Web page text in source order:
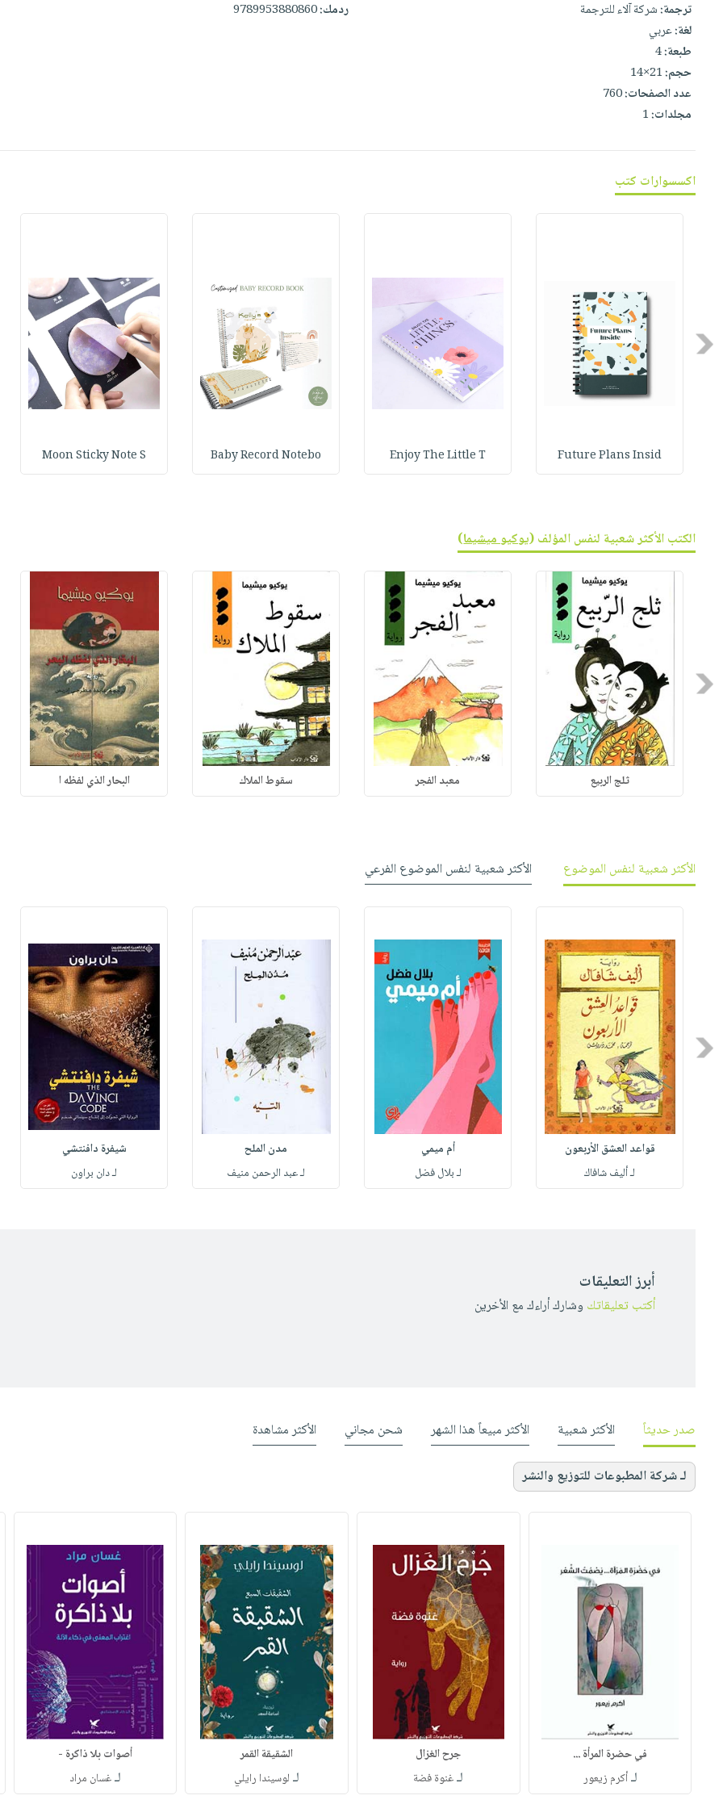
صابون
أطفال
مناسبات
فيديوهات
أسئلة
يتكرر
طرحها
خدمات
وفرات
انشر
كتابك
عربة
التسوق
نشرة
الإصدارات
ترجمة:شركة آلاء للترجمة
لغة:عربي
طبعة:4
حجم:21×14
عدد الصفحات:760
مجلدات:1
ردمك:9789953880860
اكسسوارات كتب
Previous
Future Plans Insid
Enjoy The Little T
Baby Record Notebo
Moon Sticky Note S
الكتب الأكثر شعبية لنفس المؤلف (يوكيو ميشيما)
Previous
ثلج الربيع معبد الفجر سقوط الملاك البحار الذي لفظه ا
الأكثر شعبية لنفس الموضوع الأكثر شعبية لنفس الموضوع الفرعي
Previous
قواعد العشق الأربعون
لـ أليف شافاك
أم ميمي
لـ بلال فضل
مدن الملح
لـ عبد الرحمن منيف
شيفرة دافنتشي
لـ دان براون
أبرز التعليقات
أكتب تعليقاتك وشارك أراءك مع الأخرين
صدر حديثاً الأكثر شعبية الأكثر مبيعاً هذا الشهر شحن مجاني الأكثر مشاهدة
لـ شركة المطبوعات للتوزيع والنشر
في حضرة المرأة ...
لـأكرم زيعور
جرح الغزال
لـغنوة فضة
الشقيقة القمر
لـ لوسيندا رايلي
أصوات بلا ذاكرة -
لـغسان مراد